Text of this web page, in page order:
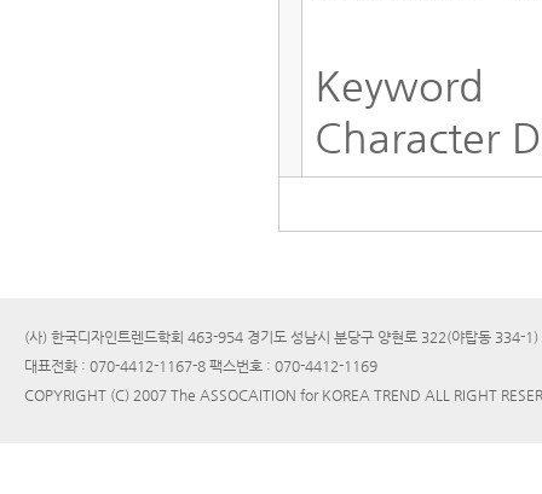
Keyword
Character
(사) 한국디자인트렌드학회 463-954 경기도 성남시 분당구 양현로 322(야탑동 334-
대표전화 : 070-4412-1167-8 팩스번호 : 070-4412-1169
COPYRIGHT (C) 2007 The ASSOCAITION for KOREA TREND ALL RIGHT